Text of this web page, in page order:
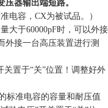
器输出端短路。
电容，CX为被试品。）
大于60000pF时，可以外接
外接一台高压装置进行测
置于“关”位置！调整好外
标准电容的容量和耐压值